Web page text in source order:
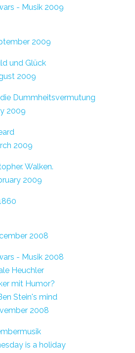
- Musik 2009
2009
und Glück
2009
Dummheitsvermutung
2009
2009
Walken.
2009
2008
- Musik 2008
Heuchler
mit Humor?
Stein's mind
2008
is a holiday